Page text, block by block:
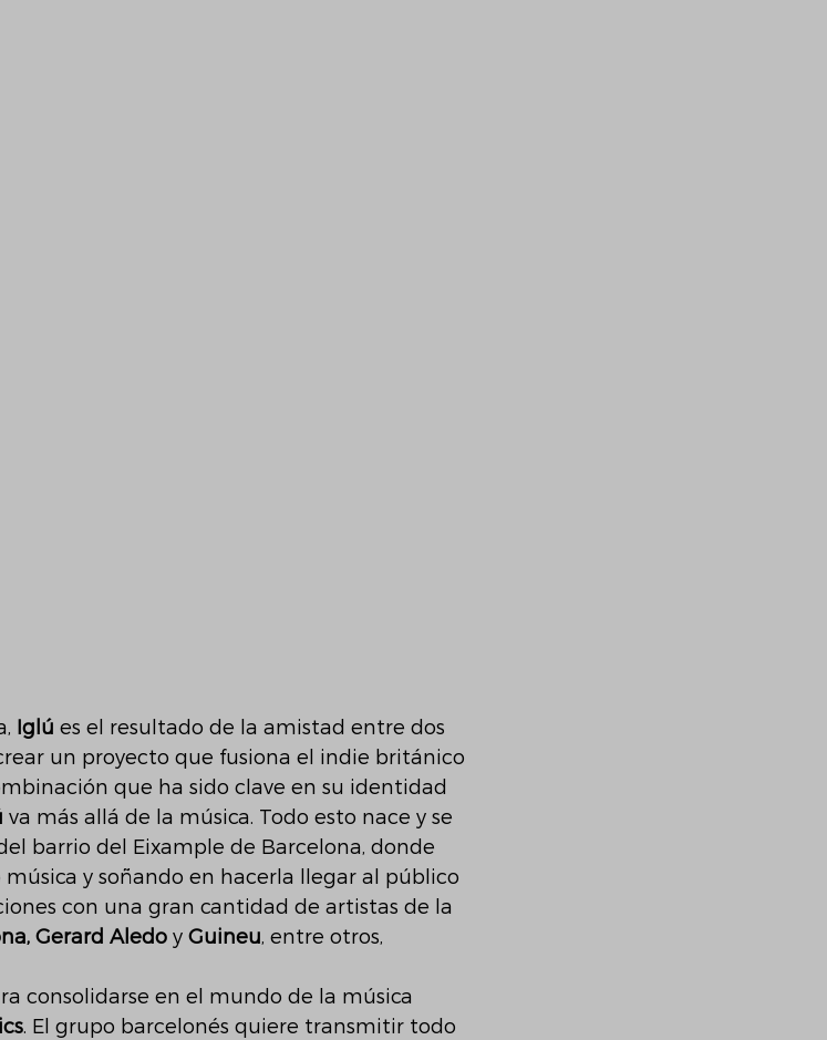
Iglú es el resultado de la amistad entre dos
un proyecto que fusiona el indie británico
que ha sido clave en su identidad
va más allá de la música. Todo esto nace y se
barrio del Eixample de Barcelona, donde
y soñando en hacerla llegar al público
con una gran cantidad de artistas de la
Gerard Aledo y Guineu, entre otros,
consolidarse en el mundo de la música
. El grupo barcelonés quiere transmitir todo